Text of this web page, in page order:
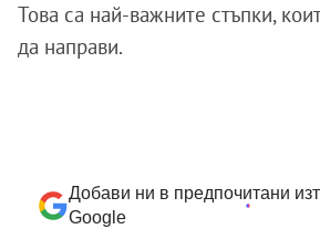
Това са най-важните стъпки,
да направи.
Добави ни в предпочитани
Google